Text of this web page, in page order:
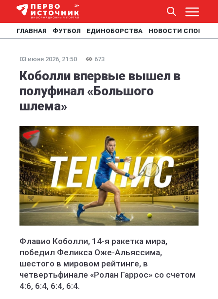
ГЛАВНАЯ ФУТБОЛ ЕДИНОБОРСТВА НОВОСТИ СПОРТА
03 июня 2026, 21:50 673
Коболли впервые вышел в
полуфинал «Большого
шлема»
Флавио Коболли, 14-я ракетка мира,
победил Феликса Оже-Альяссима,
шестого в мировом рейтинге, в
четвертьфинале «Ролан Гаррос» со счетом
4:6, 6:4, 6:4, 6:4.